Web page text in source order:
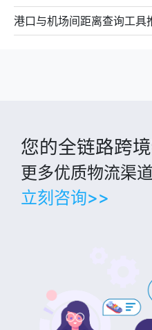
港口与机场间距离查询工
您的全链路跨
更多优质物流渠
立刻咨询>>